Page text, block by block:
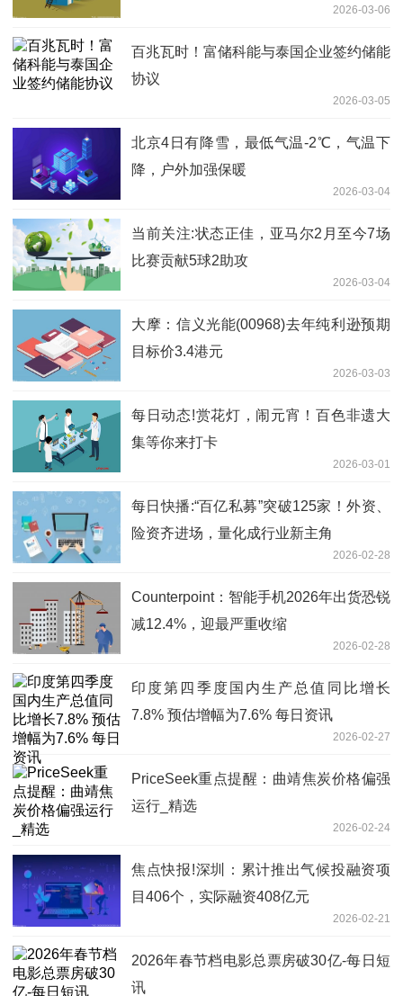
2026-03-06
百兆瓦时！富储科能与泰国企业签约储能
协议
2026-03-05
北京4日有降雪，最低气温-2℃，气温下
降，户外加强保暖
2026-03-04
当前关注:状态正佳，亚马尔2月至今7场
比赛贡献5球2助攻
2026-03-04
大摩：信义光能(00968)去年纯利逊预期
目标价3.4港元
2026-03-03
每日动态!赏花灯，闹元宵！百色非遗大
集等你来打卡
2026-03-01
每日快播:“百亿私募”突破125家！外资、
险资齐进场，量化成行业新主角
2026-02-28
Counterpoint：智能手机2026年出货恐锐
减12.4%，迎最严重收缩
2026-02-28
印度第四季度国内生产总值同比增长
7.8% 预估增幅为7.6% 每日资讯
2026-02-27
PriceSeek重点提醒：曲靖焦炭价格偏强
运行_精选
2026-02-24
焦点快报!深圳：累计推出气候投融资项
目406个，实际融资408亿元
2026-02-21
2026年春节档电影总票房破30亿-每日短
讯